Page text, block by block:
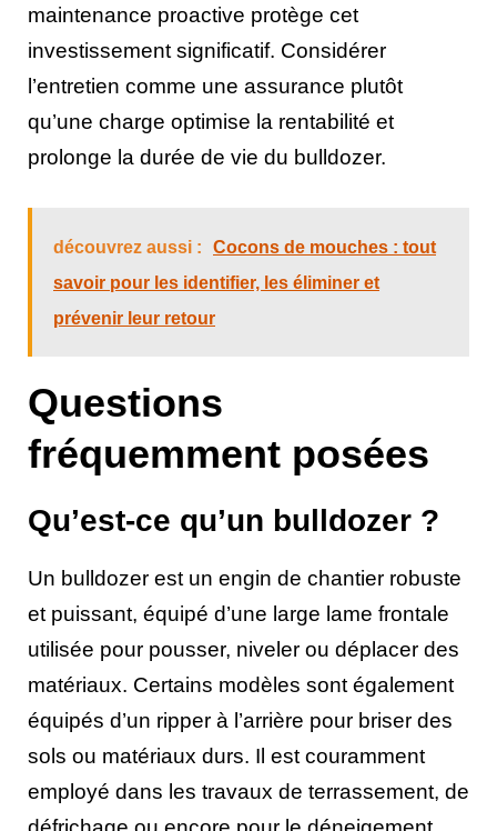
maintenance proactive protège cet
investissement significatif. Considérer
l’entretien comme une assurance plutôt
qu’une charge optimise la rentabilité et
prolonge la durée de vie du bulldozer.
découvrez aussi :
Cocons de mouches : tout
savoir pour les identifier, les éliminer et
prévenir leur retour
Questions
fréquemment posées
Qu’est-ce qu’un bulldozer ?
Un bulldozer est un engin de chantier robuste
et puissant, équipé d’une large lame frontale
utilisée pour pousser, niveler ou déplacer des
matériaux. Certains modèles sont également
équipés d’un ripper à l’arrière pour briser des
sols ou matériaux durs. Il est couramment
employé dans les travaux de terrassement, de